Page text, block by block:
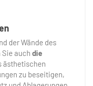
der Wände des
auch die
ästhetischen
zu beseitigen,